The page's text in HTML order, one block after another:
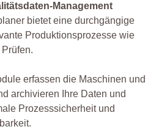
Management
bietet eine durchgängige
Produktionsprozesse wie
erfassen die Maschinen und
archivieren Ihre Daten und
Prozesssicherheit und